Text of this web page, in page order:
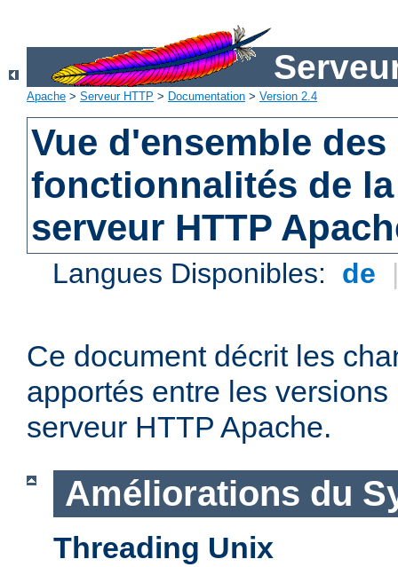
Apache > Serveur HTTP > Documentation > Version 2.4
Vue d'ensemble
fonctionnalités de
serveur HTTP
Langues Disponibles: de
Ce document décrit les
apportés entre les versions
serveur HTTP Apache.
Améliorations du
Threading Unix